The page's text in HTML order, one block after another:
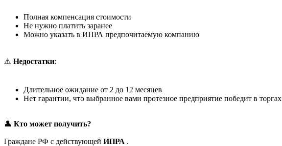
Полная компенсация стоимости
Не нужно платить заранее
Можно указать в ИПРА предпочитаемую компанию
⚠️ Недостатки:
Длительное ожидание от 2 до 12 месяцев
Нет гарантии, что выбранное вами протезное предприятие победит в торгах
👤 Кто может получить?
Граждане РФ с действующей ИПРА .